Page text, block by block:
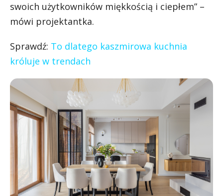
swoich użytkowników miękkością i ciepłem” –
mówi projektantka.
Sprawdź: To dlatego kaszmirowa kuchnia
króluje w trendach